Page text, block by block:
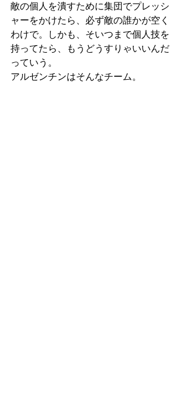
敵の個人を潰すために集団でプレッシ
ャーをかけたら、必ず敵の誰かが空く
わけで。しかも、そいつまで個人技を
持ってたら、もうどうすりゃいいんだ
っていう。
アルゼンチンはそんなチーム。